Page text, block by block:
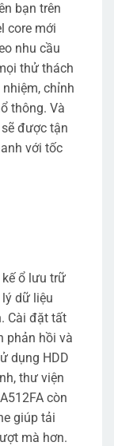
bạn trên
core mới
nhu cầu
thử thách
chỉnh
thông. Và
được tận
với tốc
kế ổ lưu trữ
dữ liệu
Cài đặt tất
phản hồi và
dụng HDD
thư viện
còn
giúp tải
mà hơn.